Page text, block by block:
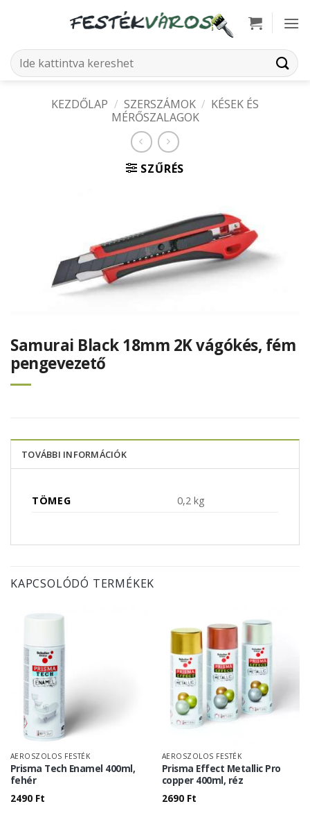
Keresés
a
KEZDŐLAP / SZERSZÁMOK / KÉSEK ÉS
MÉRŐSZALAGOK
SZŰRÉS
Samurai Black 18mm 2K vágókés, fém
pengevezető
TOVÁBBI INFORMÁCIÓK
TÖMEG 0,2 kg
KAPCSOLÓDÓ TERMÉKEK
AEROSZOLOS FESTÉK
Prisma Tech Enamel 400ml,
fehér
2490 Ft
AEROSZOLOS FESTÉK
Prisma Effect Metallic Pro
copper 400ml, réz
2690 Ft